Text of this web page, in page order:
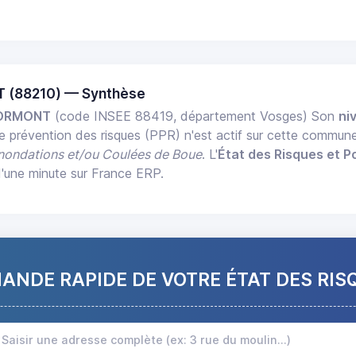
(88210) — Synthèse
(code INSEE 88419, département Vosges) Son
prévention des risques (PPR) n'est actif sur cette
et/ou Coulées de Boue. L'État des Risques et
minute sur France ERP.
RAPIDE DE VOTRE ÉTAT DES